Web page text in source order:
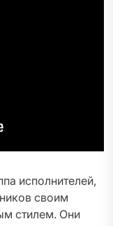
исполнителей,
своим
стилем. Они